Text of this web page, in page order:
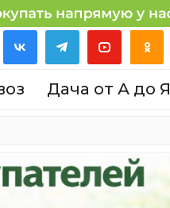
Дача от А до Я